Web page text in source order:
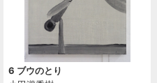
6 ブウのとり